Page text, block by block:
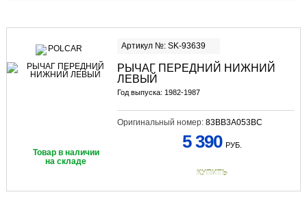
Артикул №: SK-93639
РЫЧАГ ПЕРЕДНИЙ НИЖНИЙ
ЛЕВЫЙ
Год выпуска: 1982-1987
Оригинальный номер: 83BB3A053BC
Товар в наличии
на складе
5 390 РУБ.
КУПИТЬ